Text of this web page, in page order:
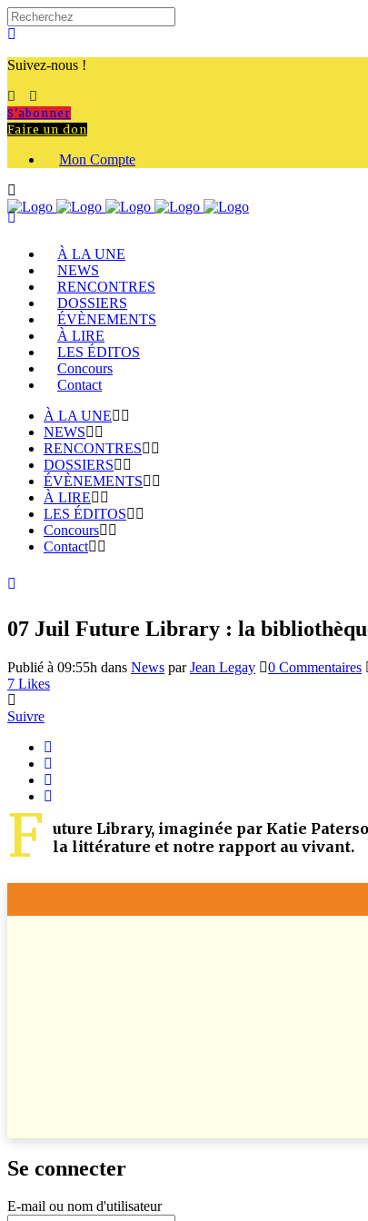
Suivez-nous !
S'abonner
Faire un don
Mon Compte
À LA UNE
NEWS
RENCONTRES
DOSSIERS
ÉVÈNEMENTS
À LIRE
LES ÉDITOS
Concours
Contact
À LA UNE
NEWS
RENCONTRES
DOSSIERS
ÉVÈNEMENTS
À LIRE
LES ÉDITOS
Concours
Contact
07 Juil Future Library : la
Publié à 09:55h dans News parJean Legay
0 Commentaires
7 Likes
Suivre
F uture Library, imaginée par Katie
la littérature et notre rapport au vivant.
Se connecter
E-mail ou nom d'utilisateur